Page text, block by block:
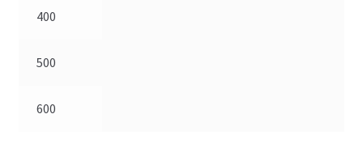
400
500
600